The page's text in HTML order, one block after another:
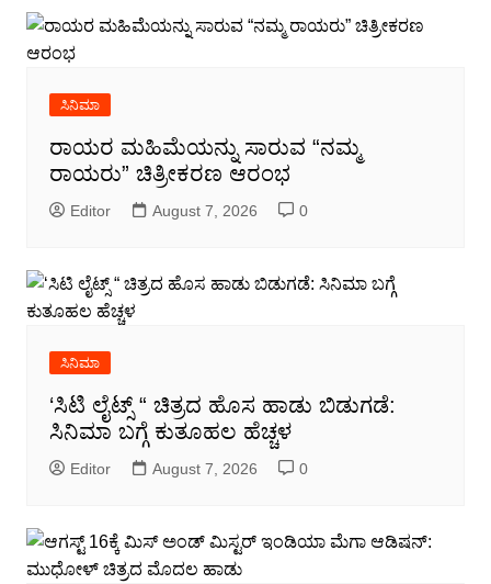
ಸಿನಿಮಾ
ರಾಯರ ಮಹಿಮೆಯನ್ನು ಸಾರುವ “ನಮ್ಮ
ರಾಯರು” ಚಿತ್ರೀಕರಣ ಆರಂಭ
Editor August 7, 2026 0
ಸಿನಿಮಾ
‘ಸಿಟಿ ಲೈಟ್ಸ್ “ ಚಿತ್ರದ ಹೊಸ ಹಾಡು ಬಿಡುಗಡೆ:
ಸಿನಿಮಾ ಬಗ್ಗೆ ಕುತೂಹಲ ಹೆಚ್ಚಳ
Editor August 7, 2026 0